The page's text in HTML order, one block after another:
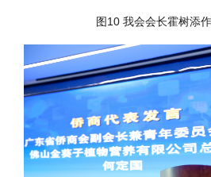
图10 我会会长霍树添